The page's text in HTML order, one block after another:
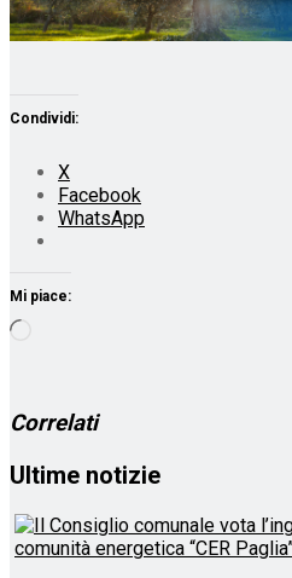
Condividi:
X
Facebook
WhatsApp
Mi piace:
Correlati
Ultime notizie